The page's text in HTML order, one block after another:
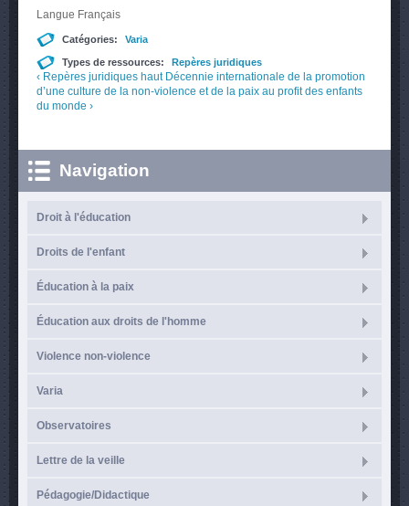
Langue Français
Catégories: Varia
Types de ressources: Repères juridiques
‹ Repères juridiques haut Décennie internationale de la promotion
d’une culture de la non-violence et de la paix au profit des enfants
du monde ›
Navigation
Droit à l'éducation
Droits de l'enfant
Éducation à la paix
Éducation aux droits de l'homme
Violence non-violence
Varia
Observatoires
Lettre de la veille
Pédagogie/Didactique